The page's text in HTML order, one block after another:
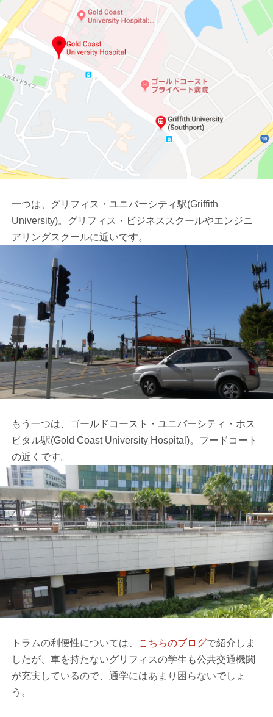
一つは、グリフィス・ユニバーシティ駅(Griffith
University)。グリフィス・ビジネススクールやエンジニ
アリングスクールに近いです。
もう一つは、ゴールドコースト・ユニバーシティ・ホス
ピタル駅(Gold Coast University Hospital)。フードコート
の近くです。
トラムの利便性については、 こちらのブログで紹介しま
したが、車を持たないグリフィスの学生も公共交通機関
が充実しているので、通学にはあまり困らないでしょ
う。